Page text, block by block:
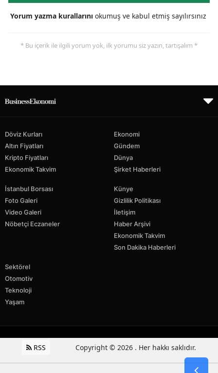
Yorum yazma kurallarını okumuş ve kabul etmiş sayılırsınız
* Bu içerik ile ilgili yorum yok, ilk yorumu siz yazın, tartışalım *
Döviz Kurları
Altın Fiyatları
Kripto Fiyatları
Ekonomik Takvim
Ekonomi
Gündem
Dünya
Şirket Haberleri
İstanbul Borsası
Foto Galeri
Video Galeri
Nöbetçi Eczaneler
Künye
Gizlilik Politikası
İletişim
Haber Arşivi
Ekonomik Takvim
Son Dakika Haberleri
Sektörel
Otomotiv
Teknoloji
Yaşam
RSS Copyright © 2026 . Her hakkı saklıdır.